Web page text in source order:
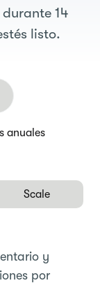
14
listo.
anuales
Scale
y
por